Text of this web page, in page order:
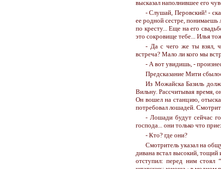
высказал наполнившее его
- Слушай, Перовский! -
ее родной сестре, понимаешь
по кресту... Еще на его
это сокровище тебе... Илья
- Да с чего же ты взял,
встреча? Мало ли кого мы
- А вот увидишь, -
Предсказание Мити
Из Можайска Базиль
Вильну. Рассчитывая время,
Он вошел на станцию,
потребовал лошадей.
- Лошади будут сейчас
господа... они только что
- Кто? где они?
Смотритель указал на
дивана встал высокий, тощий
отступил: перед ним стоял